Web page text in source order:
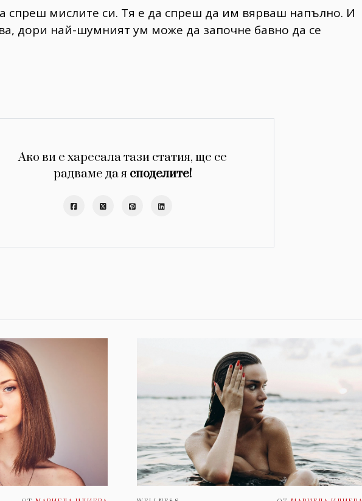
спреш мислите си. Тя е да спреш да им вярваш напълно. И
дори най-шумният ум може да започне бавно да се
Ако ви е харесала тази статия, ще се
радваме да я споделите!